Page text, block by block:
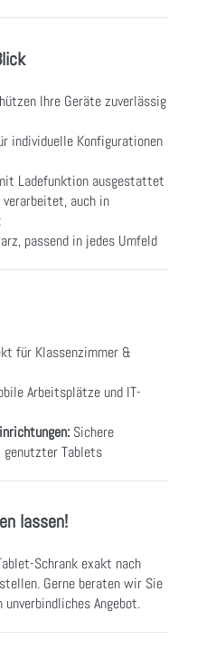
Ihre Geräte zuverlässig
individuelle Konfigurationen
Ladefunktion ausgestattet
auch in
passend in jedes Umfeld
für Klassenzimmer &
Arbeitsplätze und IT-
Sichere
genutzter Tablets
lassen!
Schrank exakt nach
Gerne beraten wir Sie
Angebot.